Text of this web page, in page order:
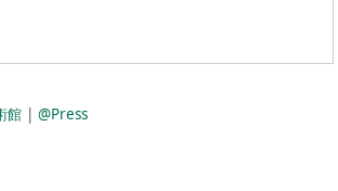
館 |@Press